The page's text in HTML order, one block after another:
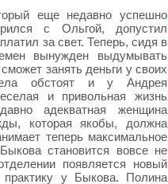
еще недавно успешно
с Ольгой, допустил
за свет. Теперь, сидя в
вынужден выдумывать
занять деньги у своих
обстоят и у Андрея
и привольная жизнь
адекватная женщина
которая якобы, должна
теперь максимальное
становится вовсе не
появляется новый
практику у Быкова. Полина